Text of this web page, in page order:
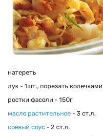
натереть
лук - 1шт., порезать колечками
ростки фасоли - 150г
масло растительное - 3 ст.л.
соевый соус - 2 ст.л.